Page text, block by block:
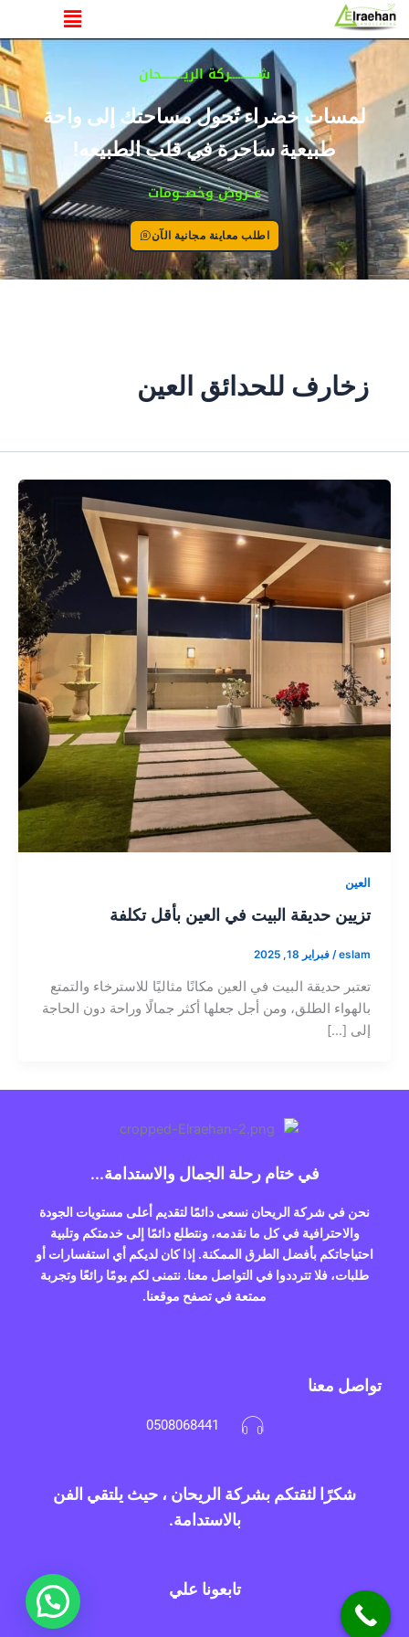
تخطي
إلى
المحتوى
القائمة
شــــــــــركة الريــــــــحان
لمسات خضراء تُحول مساحتك إلى واحة
طبيعية ساحرة في قلب الطبيعه!
عــروض وخصــومات
اطلب معاينة مجانية الآن
زخارف للحدائق العين
العين
تزيين حديقة البيت في العين بأقل تكلفة
eslam
/ فبراير 18, 2025
تعتبر حديقة البيت في العين مكانًا مثاليًا للاسترخاء والتمتع
بالهواء الطلق، ومن أجل جعلها أكثر جمالًا وراحة دون الحاجة
إلى […]
في ختام رحلة الجمال والاستدامة...
نحن في شركة الريحان نسعى دائمًا لتقديم أعلى مستويات الجودة
والاحترافية في كل ما نقدمه، ونتطلع دائمًا إلى خدمتكم وتلبية
احتياجاتكم بأفضل الطرق الممكنة. إذا كان لديكم أي استفسارات أو
طلبات، فلا تترددوا في التواصل معنا. نتمنى لكم يومًا رائعًا وتجربة
ممتعة في تصفح موقعنا.
تواصل معنا
0508068441
شكرًا لثقتكم بشركة الريحان ، حيث يلتقي الفن
بالاستدامة.
تابعونا علي